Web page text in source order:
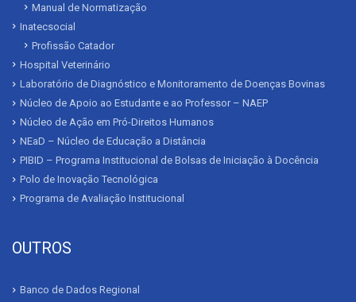
Manual de Normatização
Inatecsocial
Profissão Catador
Hospital Veterinário
Laboratório de Diagnóstico e Monitoramento de Doenças Bovinas
Núcleo de Apoio ao Estudante e ao Professor – NAEP
Núcleo de Ação em Pró-Direitos Humanos
NEaD – Núcleo de Educação a Distância
PIBID – Programa Institucional de Bolsas de Iniciação à Docência
Polo de Inovação Tecnológica
Programa de Avaliação Institucional
OUTROS
Banco de Dados Regional